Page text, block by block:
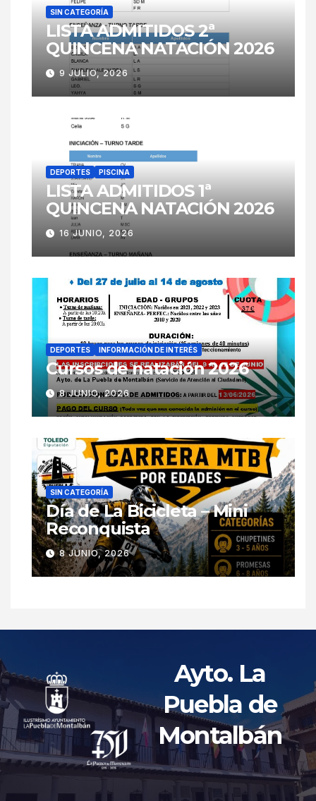
SIN CATEGORÍA
LISTA ADMITIDOS 2ª
QUINCENA NATACIÓN 2026
9 JULIO, 2026
DEPORTES PISCINA
LISTA ADMITIDOS 1ª
QUINCENA NATACIÓN 2026
16 JUNIO, 2026
DEPORTES INFORMACIÓN DE INTERÉS
Cursos de natación 2026
8 JUNIO, 2026
SIN CATEGORÍA
Día de La Bicicleta – Mini
Reconquista
8 JUNIO, 2026
Ayto. La
Puebla de
Montalbán